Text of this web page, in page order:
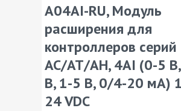
A04AI-RU, Модуль
расширения для
контроллеров серий
AC/AT/AH, 4AI (0-5
В, 1-5 В, 0/4-20 мА)
24 VDC